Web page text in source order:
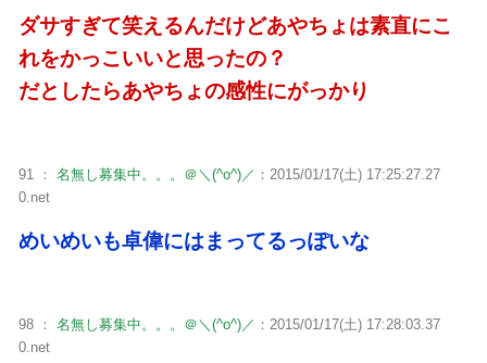
ダサすぎて笑えるんだけどあやちょは素直にこ
れをかっこいいと思ったの？
だとしたらあやちょの感性にがっかり
91 ： 名無し募集中。。。＠＼(^o^)／ ：2015/01/17(土) 17:25:27.27
0.net
めいめいも卓偉にはまってるっぽいな
98 ： 名無し募集中。。。＠＼(^o^)／ ：2015/01/17(土) 17:28:03.37
0.net